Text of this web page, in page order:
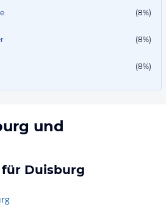
(8%)
(8%)
(8%)
und
Duisburg